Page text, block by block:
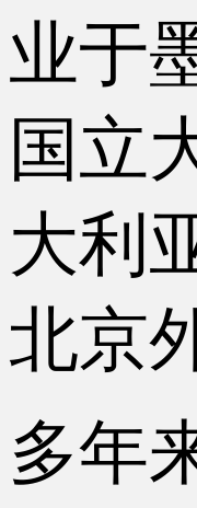
业于
国立
大利
北京
多年